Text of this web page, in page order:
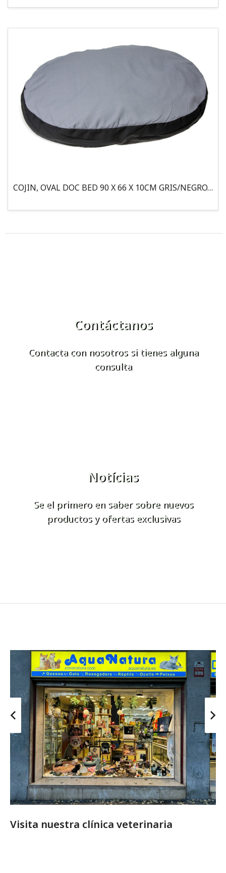
COJIN, OVAL DOC BED 90 X 66 X 10CM GRIS/NEGRO, 95°
Contáctanos
Contacta con nosotros si tienes alguna
consulta
Notícias
Se el primero en saber sobre nuevos
productos y ofertas exclusivas
Visita nuestra clínica veterinaria